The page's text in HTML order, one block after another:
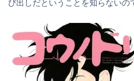
び出しだということを知らないの